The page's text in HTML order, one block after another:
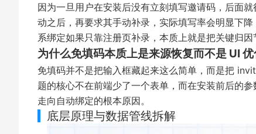
因为一旦用户在安装后没有立刻填写邀请码，后面
动之后，再要求其手动补录，实际填写率会明显下
系绑定如果只靠注册页补录，本质上就是把关键归因
为什么免填码本质上是来源恢复而不是 UI
免填码并不是把输入框藏起来这么简单，而是把
题的核心不在前端少了一个表单，而在安装前后的
走向自动绑定的根本原因。
底层原理与数据管线拆解